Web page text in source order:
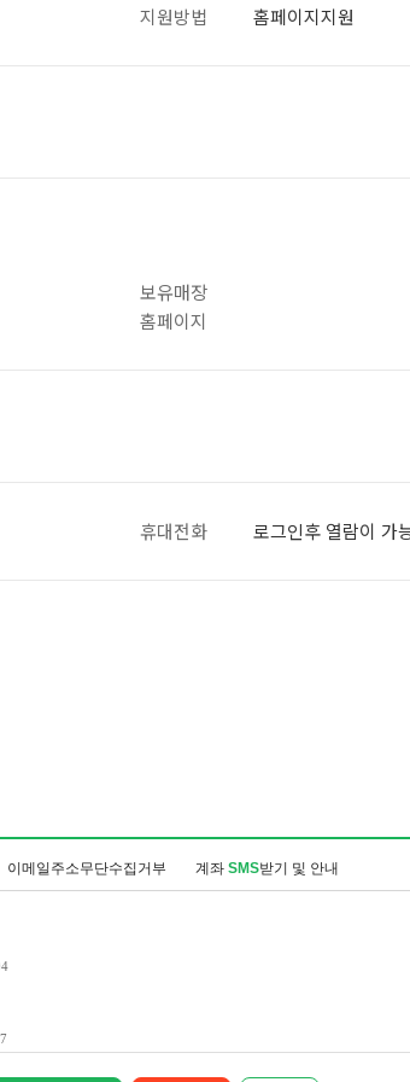
지원방법 홈페이지지원
보유매장
홈페이지
휴대전화 로그인후 열람이 가
이메일주소무단수집거부 계좌 SMS받기 및 안내